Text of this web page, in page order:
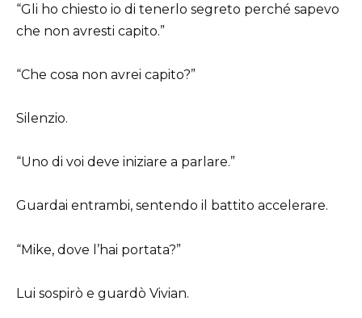
“Gli ho chiesto io di tenerlo segreto perché sapevo
che non avresti capito.”
“Che cosa non avrei capito?”
Silenzio.
“Uno di voi deve iniziare a parlare.”
Guardai entrambi, sentendo il battito accelerare.
“Mike, dove l’hai portata?”
Lui sospirò e guardò Vivian.